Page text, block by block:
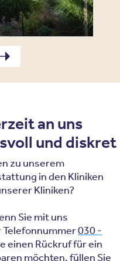
an uns
und diskret
zu unserem
in den Kliniken
Kliniken?
Sie mit uns
030 -
einen Rückruf für ein
möchten, füllen Sie